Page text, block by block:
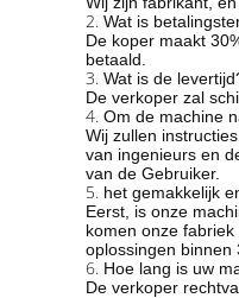
2. Wat is
De koper maakt
betaald.
3. Wat is de
De verkoper zal
4. Om de machine
Wij zullen
van ingenieurs en
van de Gebruiker.
5. het gemakkelijk
Eerst, is onze
komen onze
oplossingen binnen
6. Hoe lang is uw
De verkoper